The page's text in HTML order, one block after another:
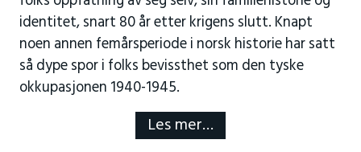
identitet, snart 80 år etter krigens slutt. Knapt
noen annen femårsperiode i norsk historie har satt
så dype spor i folks bevissthet som den tyske
okkupasjonen 1940-1945.
Les mer…